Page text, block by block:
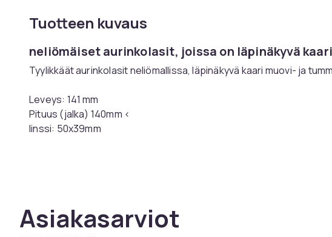
Tuotteen kuvaus
neliömäiset aurinkolasit, joissa on läpinäkyvä kaari
Tyylikkäät aurinkolasit neliömallissa, läpinäkyvä kaari muovi- ja
Leveys: 141 mm
Pituus (jalka) 140mm <
linssi: 50x39mm
Tuotenro
Asiakasarviot